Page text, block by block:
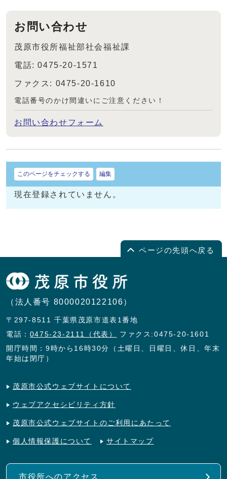
お問い合わせ
茂原市役所福祉部社会福祉課
電話: 0475-20-1571
ファクス: 0475-20-1610
電話番号のかけ間違いにご注意ください！
お問い合わせフォーム
このページをチェックする 編集
現在登録されていません。
ページの先頭へ戻る
（法人番号 8000020122106）
〒297-8511 千葉県茂原市道表1番地
電話： 0475-23-2111（代表）
ファクス:0475-20-1601
開庁時間：9時から16時30分（土曜日、日曜日、休日、年末
年始は閉庁）
茂原市公式ウェブサイトについて
ウェブアクセシビリティ方針
茂原市公式ウェブサイトのご利用にあたって
個人情報保護について サイトマップ
市役所へのアクセス